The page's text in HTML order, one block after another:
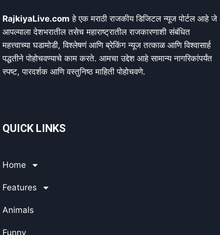
RajkiyaLive.com हे एक मराठी राजकीय डिजिटल न्यूज पोर्टल आहे जे
आपल्याला देशभरातील तसेच महाराष्ट्रातील राजकारणाशी संबंधित
महत्त्वाच्या घडामोडी, विश्लेषणं आणि ब्रेकिंग न्यूज तत्काळ आणि विश्वासार्ह
पद्धतीने पोहोचवण्याचे काम करते. आमचा उद्देश आहे सामान्य नागरिकांपर्यंत
स्पष्ट, पारदर्शक आणि वस्तुनिष्ठ माहिती पोहोचवणे.
QUICK LINKS
Home
Features
Animals
Funny